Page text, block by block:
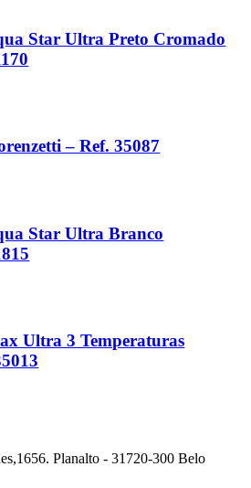
Star Ultra Preto Cromado
– Ref. 35087
Star Ultra Branco
Ultra 3 Temperaturas
Planalto - 31720-300 Belo